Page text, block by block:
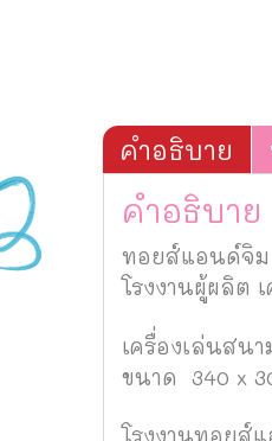
คำอธิบาย
คำอธิบาย
ทอยส์แอนด์จิ
โรงงานผู้ผลิต
เครื่องเล่นสน
ขนาด 340 x
โรงงานทอยส์